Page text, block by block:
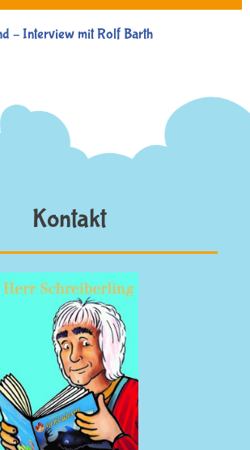
– Interview mit Rolf Barth
Kontakt